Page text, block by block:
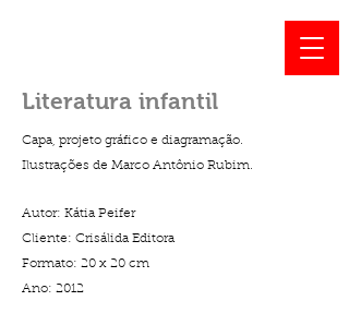
Literatura infantil
Capa, projeto gráfico e diagramação.
Ilustrações de Marco Antônio Rubim.
Autor: Kátia Peifer
Cliente: Crisálida Editora
Formato: 20 x 20 cm
Ano: 2012